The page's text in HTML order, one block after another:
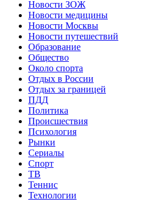
Новости ЗОЖ
Новости медицины
Новости Москвы
Новости путешествий
Образование
Общество
Около спорта
Отдых в России
Отдых за границей
ПДД
Политика
Происшествия
Психология
Рынки
Сериалы
Спорт
ТВ
Теннис
Технологии